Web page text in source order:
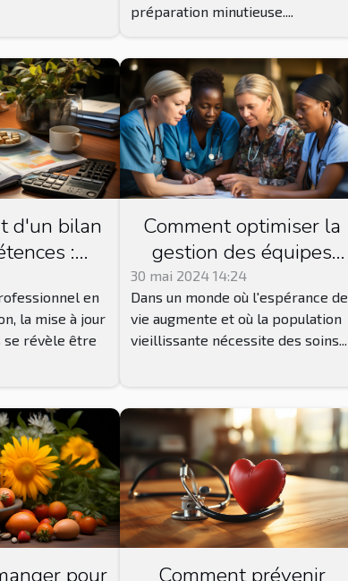
préparation minutieuse....
d'un bilan
:
en
la mise à jour
se révèle être
Comment optimiser la
gestion des équipes
pluridisciplinaires dans
les maisons de retraite
pour améliorer la qualité
30 mai 2024 14:24
Dans un monde où l'espérance de
vie augmente et où la population
vieillissante nécessite des soins...
pour Comment prévenir